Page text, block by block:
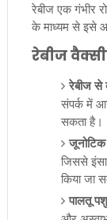
रेबीज एक गंभीर
के माध्यम से इसे
रेबीज
रेबीज से
संपर्क में
सकता है।
जूनोटिक
जिससे
किया जा
पालतू